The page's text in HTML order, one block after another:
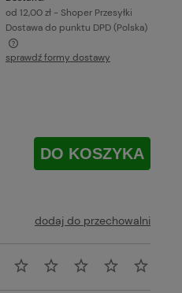
od 12,00 zł - Shoper Przesyłki
Dostawa do punktu DPD(Polska)
kosztów płatności
sprawdź formy dostawy
DO KOSZYKA
dodaj do przechowalni